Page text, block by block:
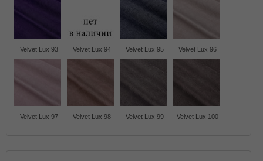
Velvet Lux 93 Velvet Lux 94 Velvet Lux 95 Velvet Lux 96
Velvet Lux 97 Velvet Lux 98 Velvet Lux 99 Velvet Lux 100